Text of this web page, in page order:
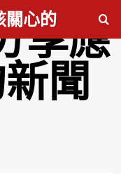
享應
聞
心的